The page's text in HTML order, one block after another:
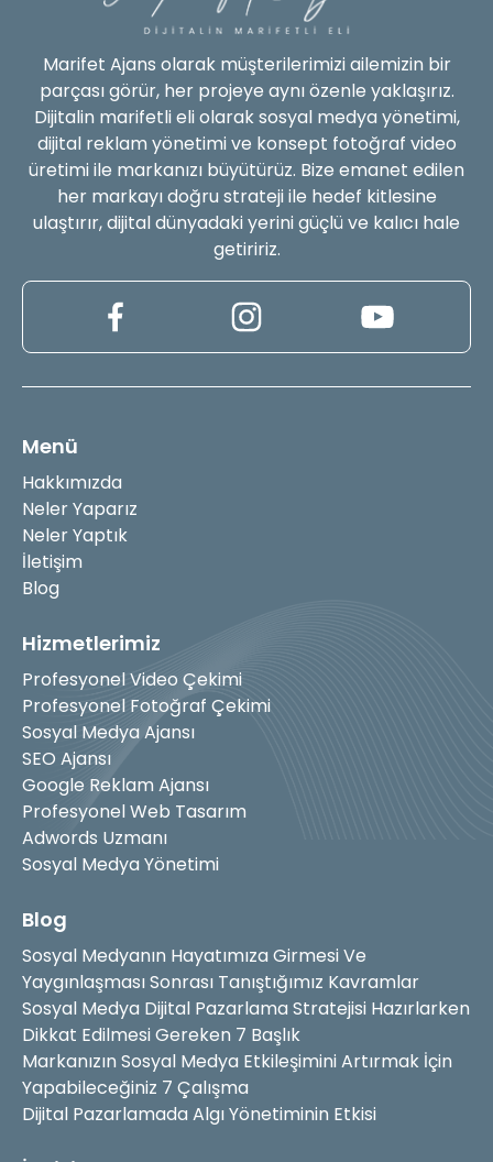
Marifet Ajans olarak müşterilerimizi ailemizin bir
parçası görür, her projeye aynı özenle yaklaşırız.
Dijitalin marifetli eli olarak sosyal medya yönetimi,
dijital reklam yönetimi ve konsept fotoğraf video
üretimi ile markanızı büyütürüz. Bize emanet edilen
her markayı doğru strateji ile hedef kitlesine
ulaştırır, dijital dünyadaki yerini güçlü ve kalıcı hale
getiririz.
Menü
Hakkımızda
Neler Yaparız
Neler Yaptık
İletişim
Blog
Hizmetlerimiz
Profesyonel Video Çekimi
Profesyonel Fotoğraf Çekimi
Sosyal Medya Ajansı
SEO Ajansı
Google Reklam Ajansı
Profesyonel Web Tasarım
Adwords Uzmanı
Sosyal Medya Yönetimi
Blog
Sosyal Medyanın Hayatımıza Girmesi Ve
Yaygınlaşması Sonrası Tanıştığımız Kavramlar
Sosyal Medya Dijital Pazarlama Stratejisi Hazırlarken
Dikkat Edilmesi Gereken 7 Başlık
Markanızın Sosyal Medya Etkileşimini Artırmak İçin
Yapabileceğiniz 7 Çalışma
Dijital Pazarlamada Algı Yönetiminin Etkisi